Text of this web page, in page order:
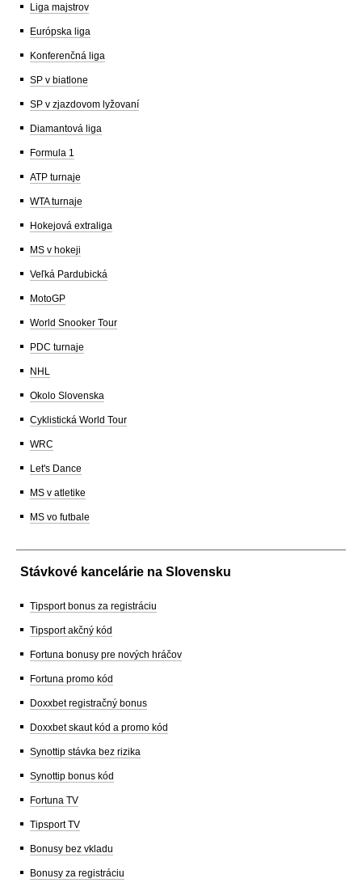
Liga majstrov
Európska liga
Konferenčná liga
SP v biatlone
SP v zjazdovom lyžovaní
Diamantová liga
Formula 1
ATP turnaje
WTA turnaje
Hokejová extraliga
MS v hokeji
Veľká Pardubická
MotoGP
World Snooker Tour
PDC turnaje
NHL
Okolo Slovenska
Cyklistická World Tour
WRC
Let's Dance
MS v atletike
MS vo futbale
Stávkové kancelárie na Slovensku
Tipsport bonus za registráciu
Tipsport akčný kód
Fortuna bonusy pre nových hráčov
Fortuna promo kód
Doxxbet registračný bonus
Doxxbet skaut kód a promo kód
Synottip stávka bez rizika
Synottip bonus kód
Fortuna TV
Tipsport TV
Bonusy bez vkladu
Bonusy za registráciu